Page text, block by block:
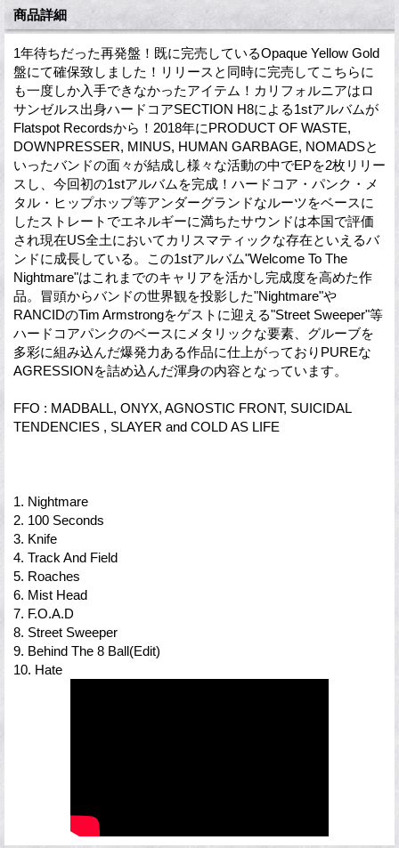
商品詳細
1年待ちだった再発盤！既に完売しているOpaque Yellow Gold
盤にて確保致しました！リリースと同時に完売してこちらに
も一度しか入手できなかったアイテム！カリフォルニアはロ
サンゼルス出身ハードコアSECTION H8による1stアルバムが
Flatspot Recordsから！2018年にPRODUCT OF WASTE,
DOWNPRESSER, MINUS, HUMAN GARBAGE, NOMADSと
いったバンドの面々が結成し様々な活動の中でEPを2枚リリー
スし、今回初の1stアルバムを完成！ハードコア・パンク・メ
タル・ヒップホップ等アンダーグランドなルーツをベースに
したストレートでエネルギーに満ちたサウンドは本国で評価
され現在US全土においてカリスマティックな存在といえるバ
ンドに成長している。この1stアルバム"Welcome To The
Nightmare"はこれまでのキャリアを活かし完成度を高めた作
品。冒頭からバンドの世界観を投影した"Nightmare"や
RANCIDのTim Armstrongをゲストに迎える"Street Sweeper"等
ハードコアパンクのベースにメタリックな要素、グルーブを
多彩に組み込んだ爆発力ある作品に仕上がっておりPUREな
AGRESSIONを詰め込んだ渾身の内容となっています。
FFO : MADBALL, ONYX, AGNOSTIC FRONT, SUICIDAL
TENDENCIES , SLAYER and COLD AS LIFE
1. Nightmare
2. 100 Seconds
3. Knife
4. Track And Field
5. Roaches
6. Mist Head
7. F.O.A.D
8. Street Sweeper
9. Behind The 8 Ball(Edit)
10. Hate